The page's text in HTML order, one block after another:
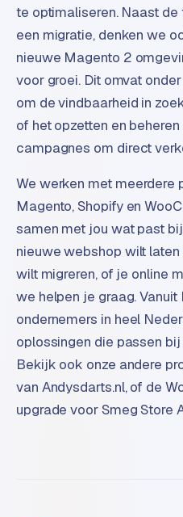
s
o
o
g
l
d
u
i
t
b
e
t
e
d
e
te optimaliseren. Naast
een migratie, denken we
nieuwe Magento 2
voor groei. Dit omvat
om de vindbaarheid in
of het opzetten en
campagnes om direct
We werken met meerdere
Magento, Shopify en
samen met jou wat past
nieuwe webshop wilt
wilt migreren, of je online
we helpen je graag.
ondernemers in heel
oplossingen die passen
Bekijk ook onze andere
van Andysdarts.nl, of de
upgrade voor Smeg Store